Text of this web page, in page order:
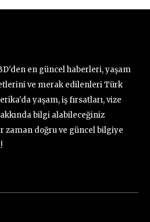
en güncel haberleri, yaşam
ve merak edilenleri Türk
yaşam, iş fırsatları, vize
bilgi alabileceğiniz
zaman doğru ve güncel bilgiye